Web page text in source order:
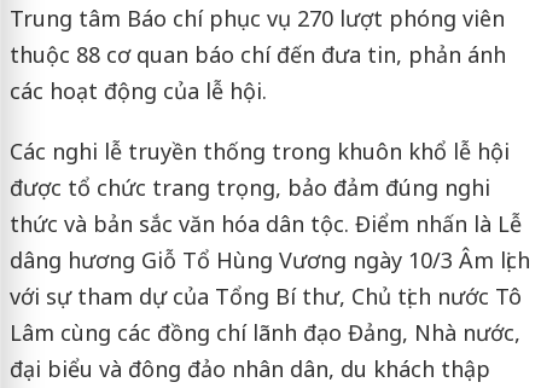
Trung tâm Báo chí phục vụ 270 lượt phóng viên
thuộc 88 cơ quan báo chí đến đưa tin, phản ánh
các hoạt động của lễ hội.
Các nghi lễ truyền thống trong khuôn khổ lễ hội
được tổ chức trang trọng, bảo đảm đúng nghi
thức và bản sắc văn hóa dân tộc. Điểm nhấn là Lễ
dâng hương Giỗ Tổ Hùng Vương ngày 10/3 Âm lịch
với sự tham dự của Tổng Bí thư, Chủ tịch nước Tô
Lâm cùng các đồng chí lãnh đạo Đảng, Nhà nước,
đại biểu và đông đảo nhân dân, du khách thập